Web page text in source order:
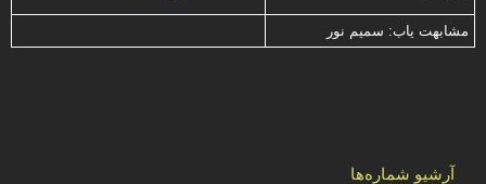
مشابهت ياب: سميم نور
آرشیو شماره‌ها